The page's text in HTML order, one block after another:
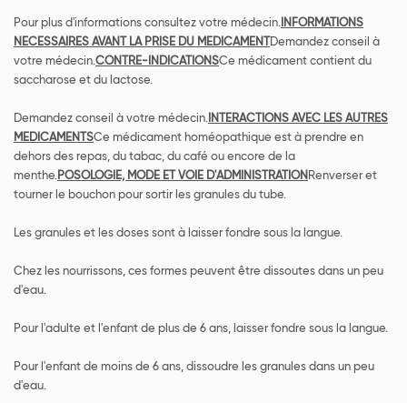
Pour plus d'informations consultez votre médecin. INFORMATIONS
NECESSAIRES AVANT LA PRISE DU MEDICAMENTDemandez conseil à
votre médecin.CONTRE-INDICATIONSCe médicament contient du
saccharose et du lactose.
Demandez conseil à votre médecin. INTERACTIONS AVEC LES AUTRES
MEDICAMENTSCe médicament homéopathique est à prendre en
dehors des repas, du tabac, du café ou encore de la
menthe.POSOLOGIE, MODE ET VOIE D'ADMINISTRATION Renverser et
tourner le bouchon pour sortir les granules du tube.
Les granules et les doses sont à laisser fondre sous la langue.
Chez les nourrissons, ces formes peuvent être dissoutes dans un peu
d'eau.
Pour l'adulte et l'enfant de plus de 6 ans, laisser fondre sous la langue.
Pour l'enfant de moins de 6 ans, dissoudre les granules dans un peu
d'eau.